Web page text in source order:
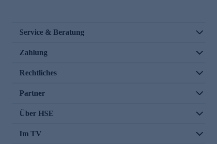
Service & Beratung
Zahlung
Rechtliches
Partner
Über HSE
Im TV